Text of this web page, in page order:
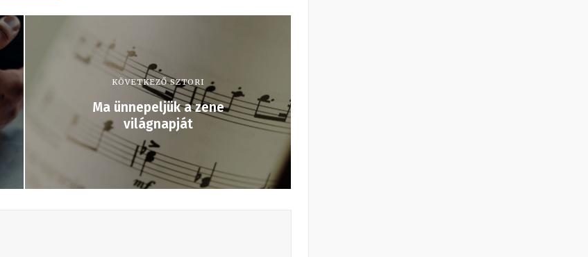
KÖVETKEZŐ SZTORI
Ma ünnepeljük a zene
világnapját